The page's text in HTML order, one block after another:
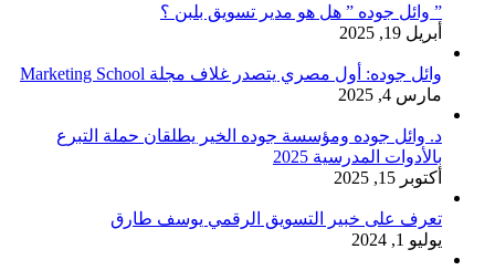
” وائل جوده ” هل هو مدير تسويق بلبن ؟
أبريل 19, 2025
وائل جوده: أول مصري يتصدر غلاف مجلة Marketing School
مارس 4, 2025
د. وائل جوده ومؤسسة جوده الخير يطلقان حملة التبرع
بالأدوات المدرسية 2025
أكتوبر 15, 2025
تعرف على خبير التسويق الرقمي يوسف طارق
يوليو 1, 2024